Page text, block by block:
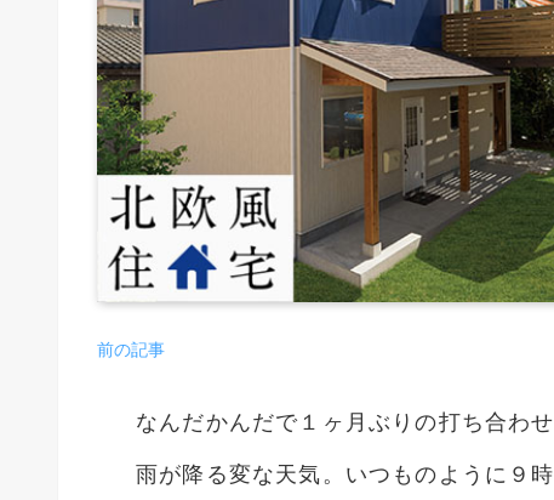
前の記事
なんだかんだで１ヶ月ぶりの打ち合わ
雨が降る変な天気。いつものように９